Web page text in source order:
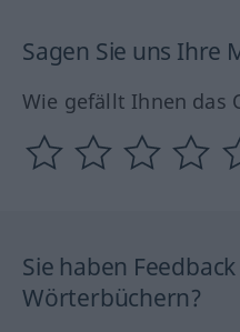
Sagen Sie uns Ihre
Wie gefällt Ihnen das
Sie haben
Wörterbüchern?